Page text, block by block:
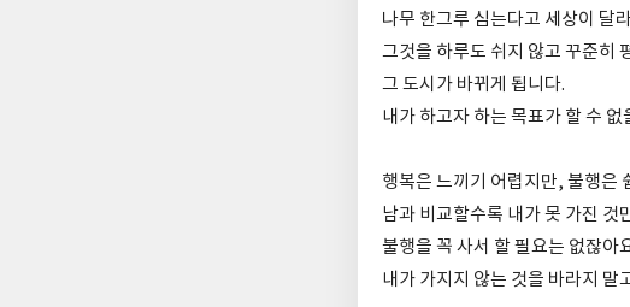
나무 한그루 심는다고 세상이 달
그것을 하루도 쉬지 않고 꾸준히
그 도시가 바뀌게 됩니다.
내가 하고자 하는 목표가 할 수
행복은 느끼기 어렵지만, 불행은
남과 비교할수록 내가 못 가진 것
불행을 꼭 사서 할 필요는 없잖아
내가 가지지 않는 것을 바라지 말